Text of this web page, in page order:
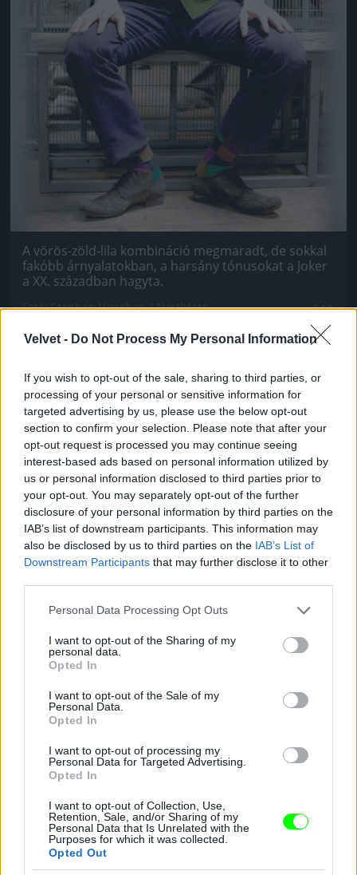
Velvet - Do Not Process My Personal Information
If you wish to opt-out of the sale, sharing to third parties, or
processing of your personal or sensitive information for
targeted advertising by us, please use the below opt-out
section to confirm your selection. Please note that after your
opt-out request is processed you may continue seeing
interest-based ads based on personal information utilized by
us or personal information disclosed to third parties prior to
your opt-out. You may separately opt-out of the further
disclosure of your personal information by third parties on the
IAB’s list of downstream participants. This information may
also be disclosed by us to third parties on the IAB’s List of
Downstream Participants that may further disclose it to other
Please note that this website/app uses one or more Google
not limited to your visit or usage behaviour. You may click to
grant or deny consent to Google and its third-party tags to
use your data for below specified purposes in below Google
consent section.
Personal Data Processing Opt Outs
I want to opt-out of the Sharing of my
personal data.
Opted In
I want to opt-out of the Sale of my
Personal Data.
Opted In
I want to opt-out of processing my
Personal Data for Targeted Advertising.
Opted In
I want to opt-out of Collection, Use,
Retention, Sale, and/or Sharing of my
Personal Data that Is Unrelated with the
Purposes for which it was collected.
Opted Out
A vörös-zöld-lila kombináció megmaradt, de sokkal
fakóbb árnyalatokban, a harsány tónusokat a Joker
a XX. században hagyta.
Fotó: Stephen Vaughan / Northfoto #10
Jön még kép!
Jön még kép!